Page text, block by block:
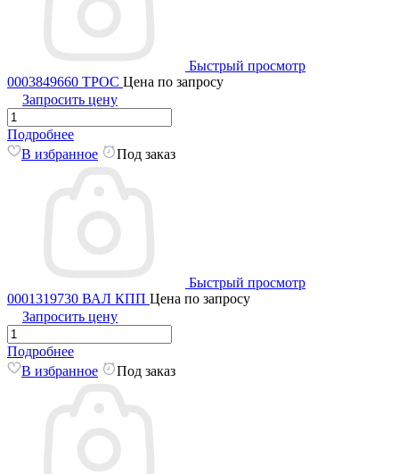
Быстрый просмотр
0003849660 ТРОС Цена по запросу
Запросить цену
Подробнее
В избранное
Под заказ
Быстрый просмотр
0001319730 ВАЛ КПП Цена по запросу
Запросить цену
Подробнее
В избранное
Под заказ